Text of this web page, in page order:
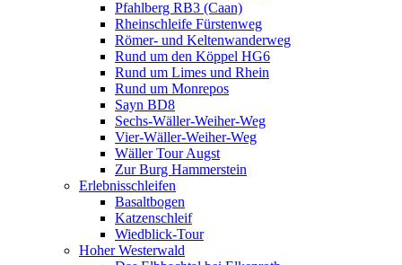
Pfahlberg RB3 (Caan)
Rheinschleife Fürstenweg
Römer- und Keltenwanderweg
Rund um den Köppel HG6
Rund um Limes und Rhein
Rund um Monrepos
Sayn BD8
Sechs-Wäller-Weiher-Weg
Vier-Wäller-Weiher-Weg
Wäller Tour Augst
Zur Burg Hammerstein
Erlebnisschleifen
Basaltbogen
Katzenschleif
Wiedblick-Tour
Hoher Westerwald